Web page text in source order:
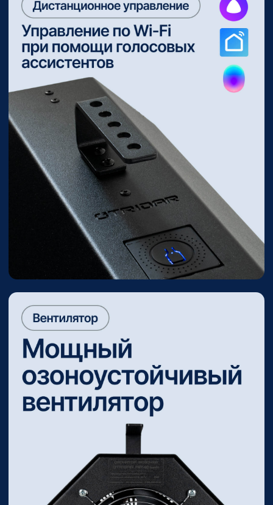
Применение озонатора
Озонирование — это быстрый и
безопасный способ избавиться от
микробов и плесени, нейтрализовать
стойкие запахи табака, домашних
животных и пищи, а также уменьшить
использования агрессивных химикатов.
Жилые помещения
1 мин ~ 10 м³
Обработает помещения до 1000 м³